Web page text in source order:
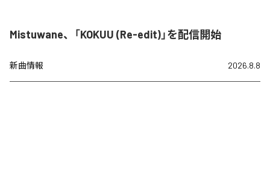
Mistuwane、「KOKUU (Re-edit)」を配信開始
新曲情報 2026.8.8